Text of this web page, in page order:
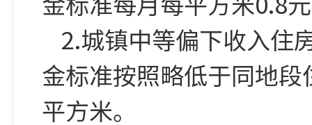
2.城镇中等偏下收入住
金标准按照略低于同地
平方米。